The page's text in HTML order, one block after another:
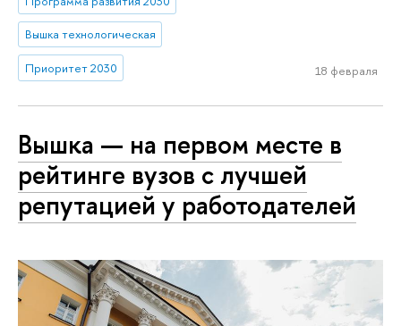
Вышка технологическая
Приоритет 2030 18 февраля
Вышка — на первом месте в
рейтинге вузов с лучшей
репутацией у работодателей